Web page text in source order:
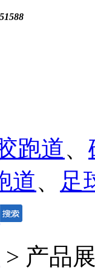
跑道、
道、 足
> 产品